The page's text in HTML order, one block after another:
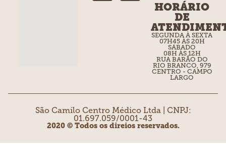
HORÁRIO
DE
SEGUNDA À SEXTA
07H45 ÀS 20H
SÁBADO
08H ÀS 12H
RUA BARÃO DO
RIO BRANCO, 979
CENTRO - CAMPO
LARGO
São Camilo Centro Médico Ltda | CNPJ:
01.697.059/0001-43
2020 © Todos os direios reservados.